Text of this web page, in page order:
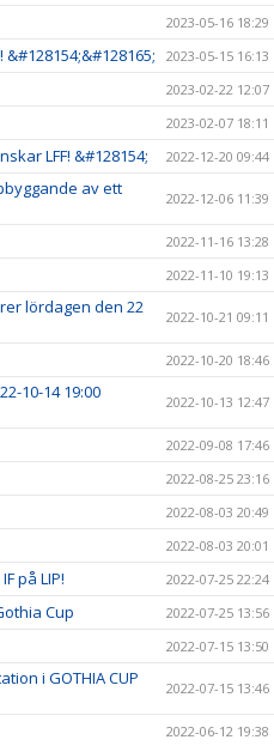
2023-05-16 18:29
2023-05-15 16:13
2023-02-22 12:07
2023-02-07 18:11
LFF! &#128154; 2022-12-20 09:44
av ett
2022-12-06 11:39
2022-11-16 13:28
2022-11-10 19:13
lördagen den 22
2022-10-21 09:11
2022-10-20 18:46
10-14 19:00
2022-10-13 12:47
2022-09-08 17:46
2022-08-25 23:16
2022-08-03 20:49
2022-08-03 20:01
på LIP! 2022-07-25 22:24
Cup
2022-07-25 13:56
2022-07-15 13:50
i GOTHIA CUP
2022-07-15 13:46
2022-06-12 19:38